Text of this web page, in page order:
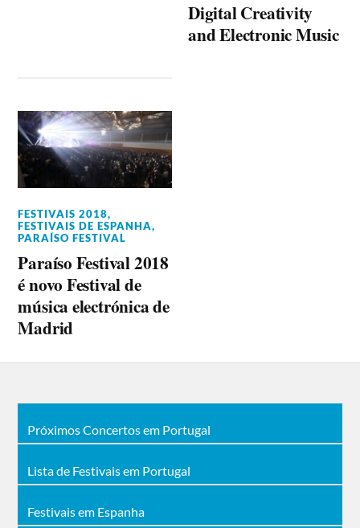
Digital Creativity
and Electronic Music
FESTIVAIS 2018,
FESTIVAIS DE ESPANHA,
PARAÍSO FESTIVAL
Paraíso Festival 2018
é novo Festival de
música electrónica de
Madrid
Próximos Concertos em Portugal
Lista de Festivais em Portugal
Festivais em Espanha